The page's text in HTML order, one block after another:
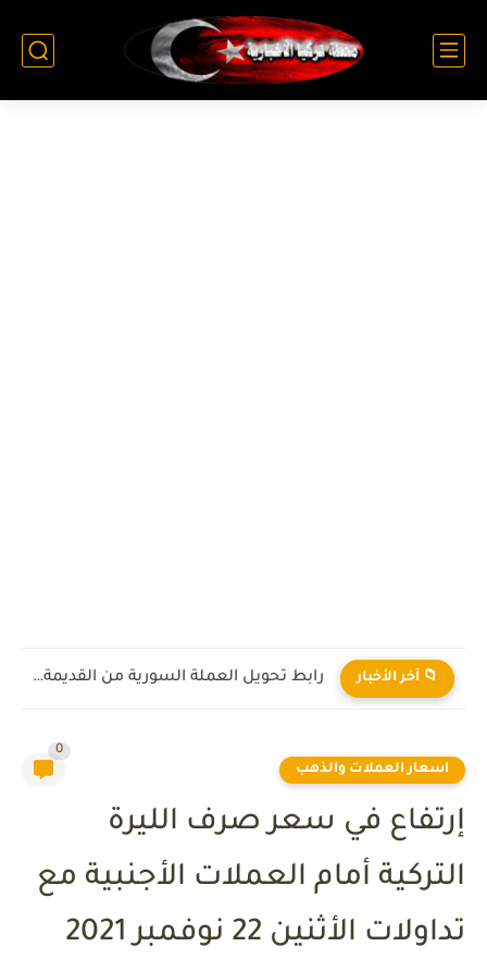
📁 آخر الأخبار رابط تحويل العملة السورية من القديمة إلى الجديدة 2026
اسعار العملات والذهب
0
إرتفاع في سعر صرف الليرة
التركية أمام العملات الأجنبية مع
تداولات الأثنين 22 نوفمبر 2021